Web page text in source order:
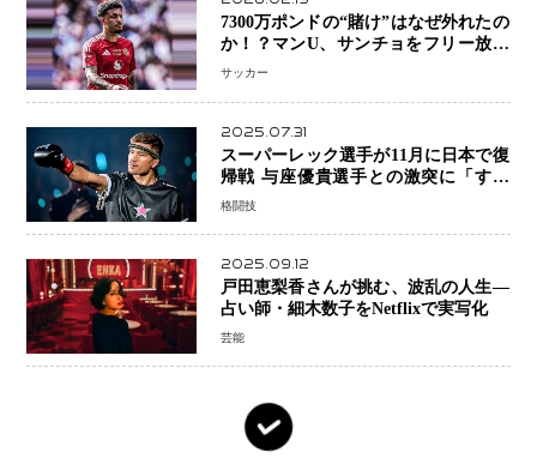
7300万ポンドの“賭け”はなぜ外れたの
か！？マンU、サンチョをフリー放出
へ・・・補強戦略の転換点に
サッカー
2025.07.31
スーパーレック選手が11月に日本で復
帰戦 与座優貴選手との激突に「すべ
ての技術を見せたい」
格闘技
2025.09.12
戸田恵梨香さんが挑む、波乱の人生―
占い師・細木数子をNetflixで実写化
芸能